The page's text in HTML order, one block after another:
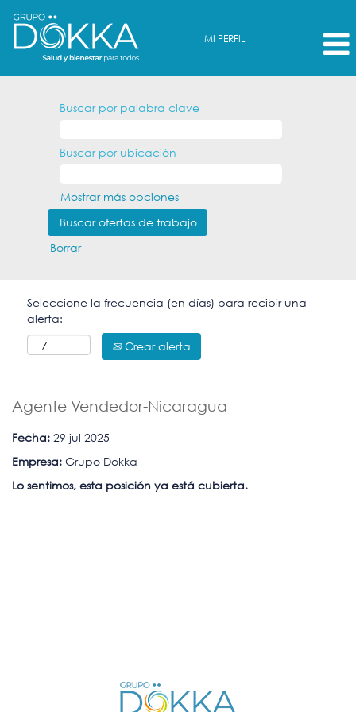
MI PERFIL
Buscar por palabra clave
Buscar por ubicación
Mostrar más opciones
Borrar
Seleccione la frecuencia (en días) para recibir una
alerta:
Crear alerta
Agente Vendedor-Nicaragua
Fecha: 29 jul 2025
Empresa: Grupo Dokka
Lo sentimos, esta posición ya está cubierta.